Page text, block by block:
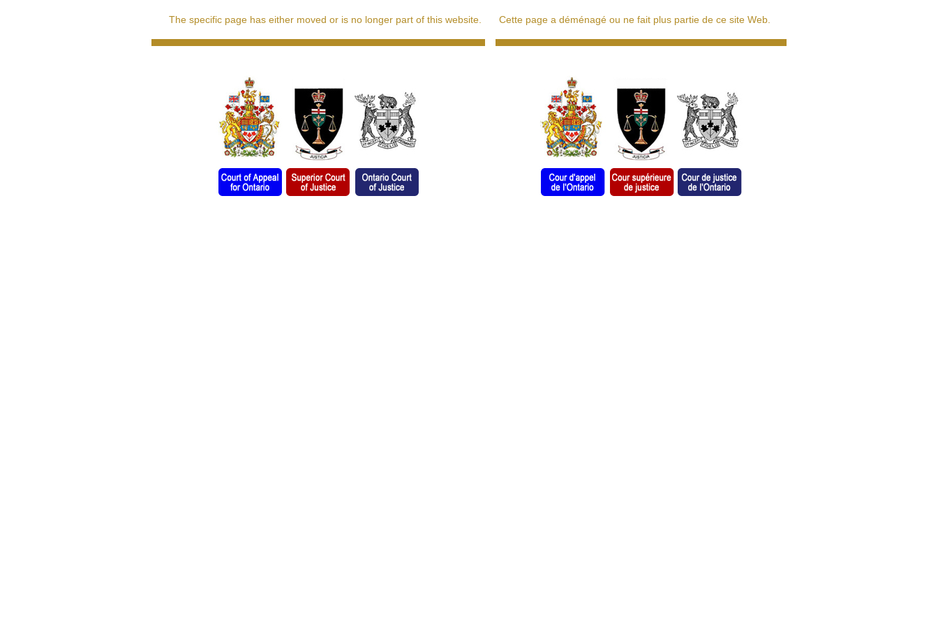
The specific page has either moved or is no longer part of this website. Cette page a déménagé ou ne fait plus partie de ce site Web.